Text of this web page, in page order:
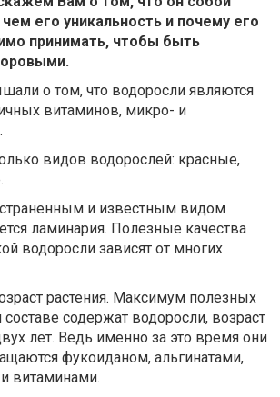
его уникальность и почему его
принимать, чтобы быть
о том, что водоросли являются
витаминов, микро- и
видов водорослей: красные,
и известным видом
ламинария. Полезные качества
водоросли зависят от многих
растения. Максимум полезных
содержат водоросли, возраст
лет. Ведь именно за это время они
фукоиданом, альгинатами,
витаминами.